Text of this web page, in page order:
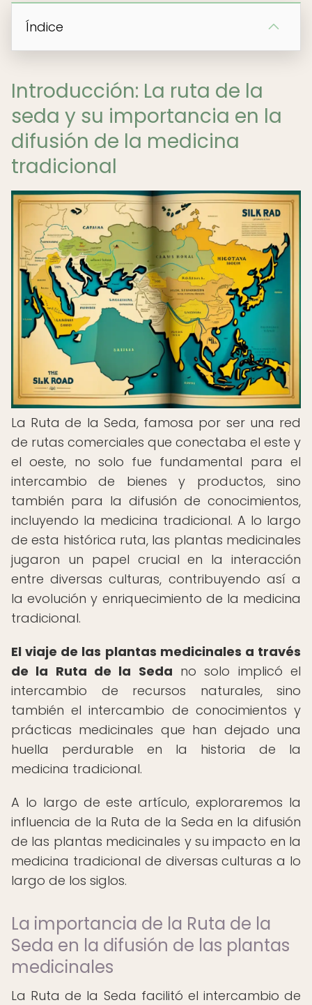
Índice
Introducción: La ruta de la
seda y su importancia en la
difusión de la medicina
tradicional
La Ruta de la Seda, famosa por ser una red
de rutas comerciales que conectaba el este y
el oeste, no solo fue fundamental para el
intercambio de bienes y productos, sino
también para la difusión de conocimientos,
incluyendo la medicina tradicional. A lo largo
de esta histórica ruta, las plantas medicinales
jugaron un papel crucial en la interacción
entre diversas culturas, contribuyendo así a
la evolución y enriquecimiento de la medicina
tradicional.
El viaje de las plantas medicinales a través
de la Ruta de la Seda no solo implicó el
intercambio de recursos naturales, sino
también el intercambio de conocimientos y
prácticas medicinales que han dejado una
huella perdurable en la historia de la
medicina tradicional.
A lo largo de este artículo, exploraremos la
influencia de la Ruta de la Seda en la difusión
de las plantas medicinales y su impacto en la
medicina tradicional de diversas culturas a lo
largo de los siglos.
La importancia de la Ruta de la
Seda en la difusión de las plantas
medicinales
La Ruta de la Seda facilitó el intercambio de